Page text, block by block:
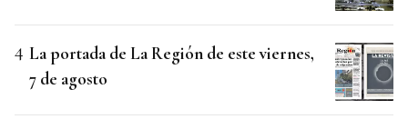
La portada de La Región de este viernes,
7 de agosto